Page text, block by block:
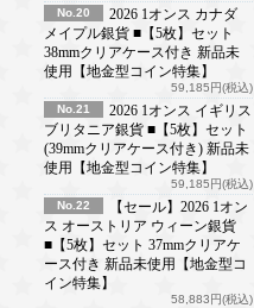
No.20
2026 1オンス カナダ
メイプル銀貨 ■【5枚】セット
38mmクリアケース付き 新品未
使用【地金型コイン特集】
59,185円(税込)
No.21
2026 1オンス イギリス
ブリタニア銀貨 ■【5枚】セット
(39mmクリアケース付き) 新品未
使用【地金型コイン特集】
59,185円(税込)
No.22
【セール】2026 1オン
ス オーストリア ウィーン銀貨
■【5枚】セット 37mmクリアケ
ース付き 新品未使用【地金型コ
イン特集】
58,883円(税込)